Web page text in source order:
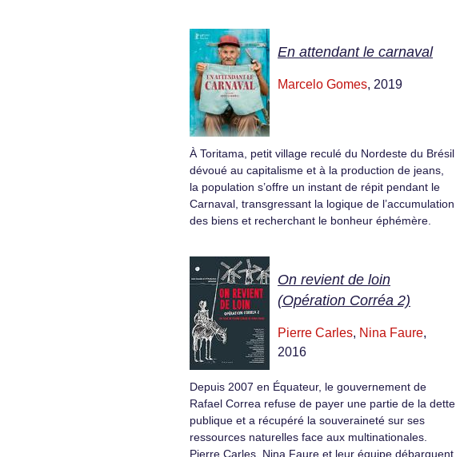
En attendant le carnaval
Marcelo Gomes, 2019
À Toritama, petit village reculé du Nordeste du Brésil
dévoué au capitalisme et à la production de jeans,
la population s’offre un instant de répit pendant le
Carnaval, transgressant la logique de l’accumulation
des biens et recherchant le bonheur éphémère.
On revient de loin
(Opération Corréa 2)
Pierre Carles, Nina Faure,
2016
Depuis 2007 en Équateur, le gouvernement de
Rafael Correa refuse de payer une partie de la dette
publique et a récupéré la souveraineté sur ses
ressources naturelles face aux multinationales.
Pierre Carles, Nina Faure et leur équipe débarquent